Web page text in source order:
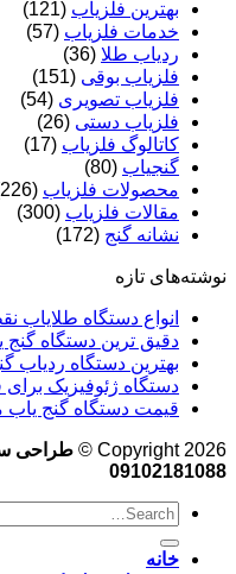
بهترین فلزیاب (121)
خدمات فلزیاب (57)
ردیاب طلا (36)
فلزیاب بوقی (151)
فلزیاب تصویری (54)
فلزیاب دستی (26)
کاتالوگ فلزیاب (17)
گنجیاب (80)
محصولات فلزیاب (226)
مقالات فلزیاب (300)
نشانه گنج (172)
نوشته‌های تازه
انواع دستگاه طلایاب
دقیق ترین دستگاه گنج
بهترین دستگاه ردیاب
دستگاه ژئوفیزیک برای
قیمت دستگاه گنج یاب
Copyright 2026 ©
طراحی
09102181088
خانه